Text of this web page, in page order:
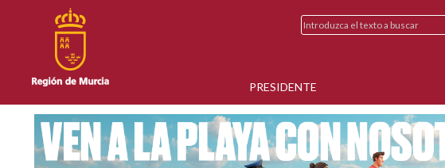
PRESIDENTE